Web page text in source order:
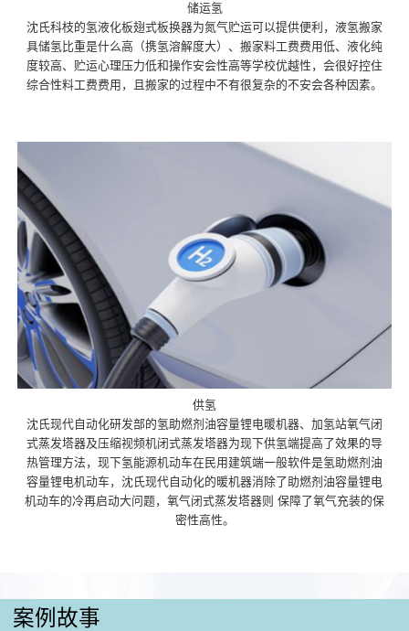
储运氢
沈氏科枝的氢液化板翅式板换器为氮气贮运可以提供便利，液氢搬家
具储氢比重是什么高（携氢溶解度大）、搬家料工费费用低、液化纯
度较高、贮运心理压力低和操作安会性高等学校优越性，会很好控住
综合性料工费费用，且搬家的过程中不有很复杂的不安会各种因素。
供氢
沈氏现代自动化研发部的氢助燃剂油容量锂电暖机器、加氢站氧气闭
式蒸发塔器及压缩视频机闭式蒸发塔器为现下供氢端提高了效果的导
热管理方法，现下氢能源机动车在民用建筑端一般软件是氢助燃剂油
容量锂电机动车，沈氏现代自动化的暖机器消除了助燃剂油容量锂电
机动车的冷再启动大问题，氧气闭式蒸发塔器则 保障了氧气充装的保
密性高性。
案例故事